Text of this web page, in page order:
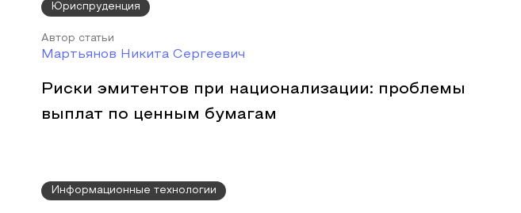
Юриспруденция
Автор статьи
Мартьянов Никита Сергеевич
Риски эмитентов при национализации: проблемы
выплат по ценным бумагам
Информационные технологии